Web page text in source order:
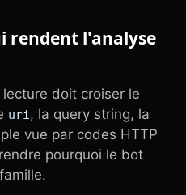
rendent l'analyse
doit croiser le
uri, la query string, la
vue par codes HTTP
pourquoi le bot